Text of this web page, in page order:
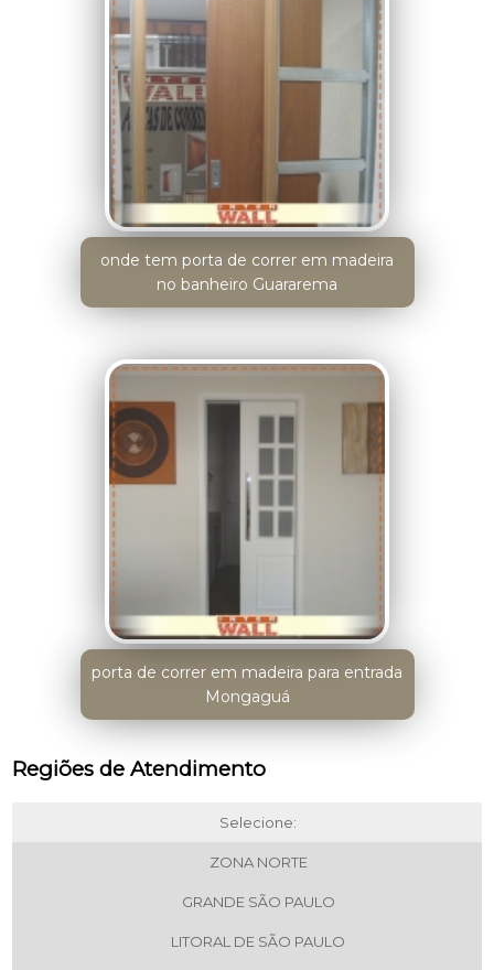
onde tem porta de correr em madeira
no banheiro Guararema
porta de correr em madeira para entrada
Mongaguá
Regiões de Atendimento
Selecione:
ZONA NORTE
GRANDE SÃO PAULO
LITORAL DE SÃO PAULO